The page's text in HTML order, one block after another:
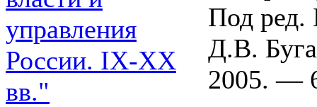
управления
России. IХ-ХХ
вв."
Под ред.
Д.В.
2005. —